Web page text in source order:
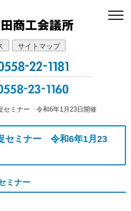
サイトマップ
セミナー 令和6年1月23日開催
セミナー 令和6年1月23
ミナー